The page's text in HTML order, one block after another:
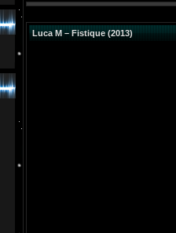
Luca M – Fistique (2013)